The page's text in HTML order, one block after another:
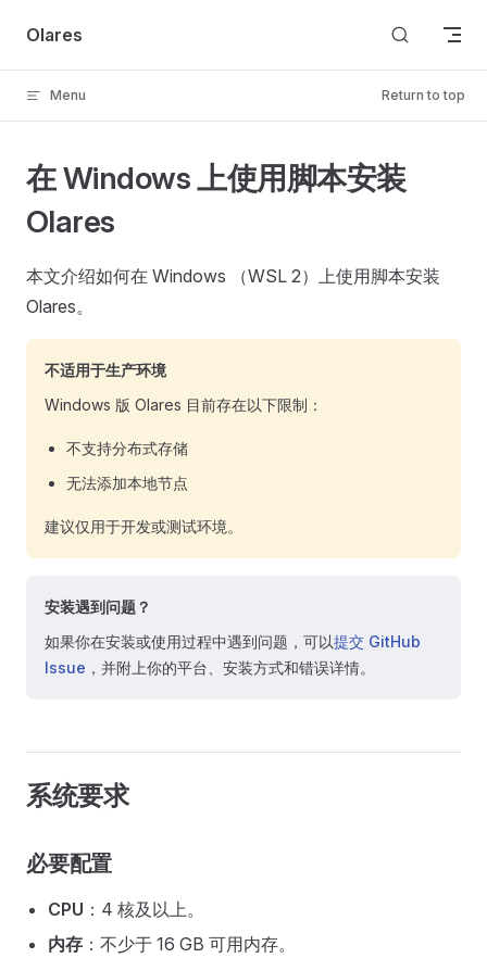
Skip to content
Olares
Menu Return to top
在 Windows 上使用脚本安装
Olares
本文介绍如何在 Windows （WSL 2）上使用脚本安装
Olares。
不适用于生产环境
Windows 版 Olares 目前存在以下限制：
不支持分布式存储
无法添加本地节点
建议仅用于开发或测试环境。
安装遇到问题？
如果你在安装或使用过程中遇到问题，可以提交 GitHub
Issue ，并附上你的平台、安装方式和错误详情。
系统要求
必要配置
CPU ：4 核及以上。
内存 ：不少于 16 GB 可用内存。